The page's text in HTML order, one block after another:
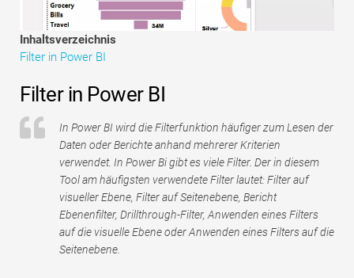
Tutorials zur Finanzmodellierung
Vollständige Form
Risikomanagement-Tutorials
Inhaltsverzeichnis
Filter in Power BI
Filter in Power BI
In Power BI wird die Filterfunktion häufiger zum Lesen der
Daten oder Berichte anhand mehrerer Kriterien
verwendet. In Power Bi gibt es viele Filter. Der in diesem
Tool am häufigsten verwendete Filter lautet: Filter auf
visueller Ebene, Filter auf Seitenebene, Bericht
Ebenenfilter, Drillthrough-Filter, Anwenden eines Filters
auf die visuelle Ebene oder Anwenden eines Filters auf die
Seitenebene.